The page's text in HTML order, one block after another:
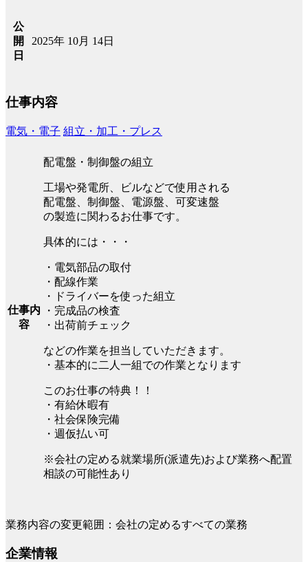
公
開
日
2025年 10月 14日
仕事内容
電気・電子 組立・加工・プレス
仕事内
容
配電盤・制御盤の組立
工場や発電所、ビルなどで使用される
配電盤、制御盤、電源盤、可変速盤
の製造に関わるお仕事です。
具体的には・・・
・電気部品の取付
・配線作業
・ドライバーを使った組立
・完成品の検査
・出荷前チェック
などの作業を担当していただきます。
・基本的に二人一組での作業となります
このお仕事の特典！！
・有給休暇有
・社会保険完備
・週仮払い可
※会社の定める就業場所(派遣先)および業務へ配置
相談の可能性あり
業務内容の変更範囲：会社の定めるすべての業務
企業情報